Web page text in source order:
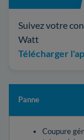
Suivez votre
Watt
Télécharger
Panne
Coupure